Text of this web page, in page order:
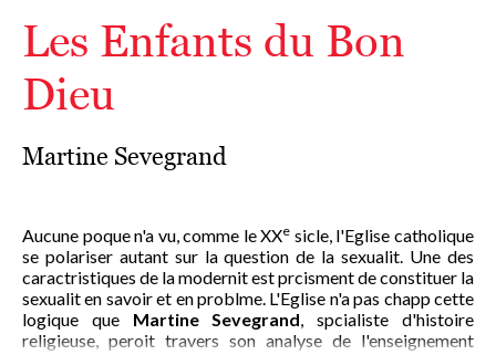
Les Enfants du Bon
Dieu
Martine Sevegrand
Aucune poque n'a vu, comme le XXe sicle, l'Eglise catholique
se polariser autant sur la question de la sexualit. Une des
caractristiques de la modernit est prcisment de constituer la
sexualit en savoir et en problme. L'Eglise n'a pas chapp cette
logique que Martine Sevegrand, spcialiste d'histoire
religieuse, peroit travers son analyse de l'enseignement